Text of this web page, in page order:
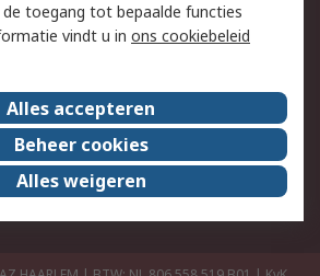
Over ons
Werken bij RS
toegang tot bepaalde functies
vindt u in ons cookiebeleid
Alles accepteren
Beheer cookies
Alles weigeren